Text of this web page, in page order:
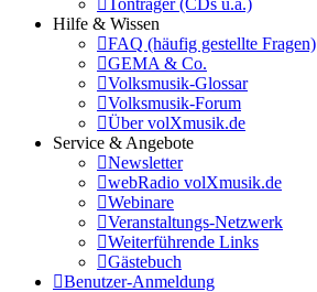
Tonträger (CDs u.a.)
Hilfe & Wissen
FAQ (häufig gestellte Fragen)
GEMA & Co.
Volksmusik-Glossar
Volksmusik-Forum
Über volXmusik.de
Service & Angebote
Newsletter
webRadio volXmusik.de
Webinare
Veranstaltungs-Netzwerk
Weiterführende Links
Gästebuch
Benutzer-Anmeldung